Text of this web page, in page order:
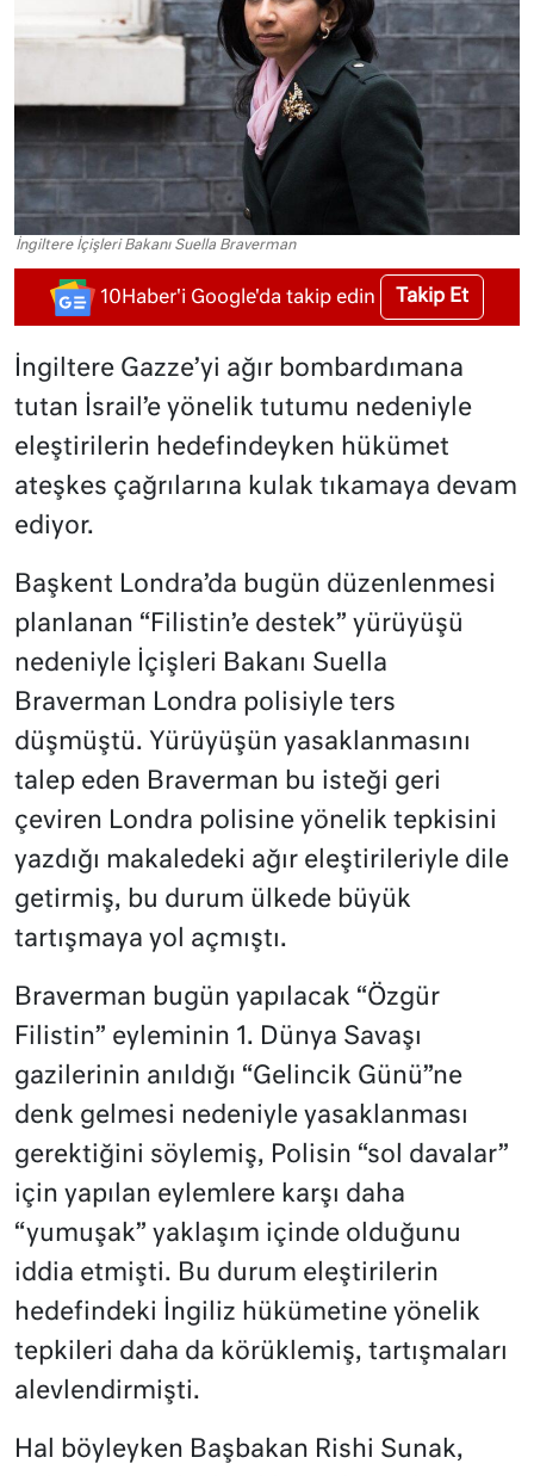
İngiltere İçişleri Bakanı Suella Braverman
10Haber'i Google'da takip edin Takip Et
İngiltere Gazze’yi ağır bombardımana
tutan İsrail’e yönelik tutumu nedeniyle
eleştirilerin hedefindeyken hükümet
ateşkes çağrılarına kulak tıkamaya devam
ediyor.
Başkent Londra’da bugün düzenlenmesi
planlanan “Filistin’e destek” yürüyüşü
nedeniyle İçişleri Bakanı Suella
Braverman Londra polisiyle ters
düşmüştü. Yürüyüşün yasaklanmasını
talep eden Braverman bu isteği geri
çeviren Londra polisine yönelik tepkisini
yazdığı makaledeki ağır eleştirileriyle dile
getirmiş, bu durum ülkede büyük
tartışmaya yol açmıştı.
Braverman bugün yapılacak “Özgür
Filistin” eyleminin 1. Dünya Savaşı
gazilerinin anıldığı “Gelincik Günü”ne
denk gelmesi nedeniyle yasaklanması
gerektiğini söylemiş, Polisin “sol davalar”
için yapılan eylemlere karşı daha
“yumuşak” yaklaşım içinde olduğunu
iddia etmişti. Bu durum eleştirilerin
hedefindeki İngiliz hükümetine yönelik
tepkileri daha da körüklemiş, tartışmaları
alevlendirmişti.
Hal böyleyken Başbakan Rishi Sunak,